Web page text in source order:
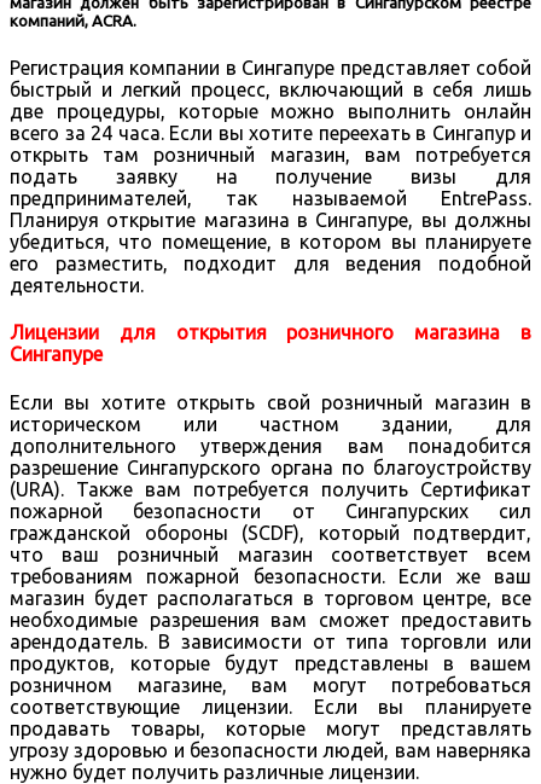
компаний, ACRA.
Регистрация компании в Сингапуре представляет собой
быстрый и легкий процесс, включающий в себя лишь
две процедуры, которые можно выполнить онлайн
всего за 24 часа. Если вы хотите переехать в Сингапур и
открыть там розничный магазин, вам потребуется
подать заявку на получение визы для
предпринимателей, так называемой EntrePass.
Планируя открытие магазина в Сингапуре, вы должны
убедиться, что помещение, в котором вы планируете
его разместить, подходит для ведения подобной
деятельности.
Лицензии для открытия розничного магазина в
Сингапуре
Если вы хотите открыть свой розничный магазин в
историческом или частном здании, для
дополнительного утверждения вам понадобится
разрешение Сингапурского органа по благоустройству
(URA). Также вам потребуется получить Сертификат
пожарной безопасности от Сингапурских сил
гражданской обороны (SCDF), который подтвердит,
что ваш розничный магазин соответствует всем
требованиям пожарной безопасности. Если же ваш
магазин будет располагаться в торговом центре, все
необходимые разрешения вам сможет предоставить
арендодатель. В зависимости от типа торговли или
продуктов, которые будут представлены в вашем
розничном магазине, вам могут потребоваться
соответствующие лицензии. Если вы планируете
продавать товары, которые могут представлять
угрозу здоровью и безопасности людей, вам наверняка
нужно будет получить различные лицензии.